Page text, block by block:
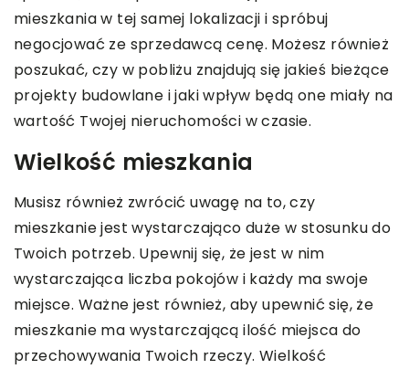
mieszkania w tej samej lokalizacji i spróbuj
negocjować ze sprzedawcą cenę. Możesz również
poszukać, czy w pobliżu znajdują się jakieś bieżące
projekty budowlane i jaki wpływ będą one miały na
wartość Twojej nieruchomości w czasie.
Wielkość mieszkania
Musisz również zwrócić uwagę na to, czy
mieszkanie jest wystarczająco duże w stosunku do
Twoich potrzeb. Upewnij się, że jest w nim
wystarczająca liczba pokojów i każdy ma swoje
miejsce. Ważne jest również, aby upewnić się, że
mieszkanie ma wystarczającą ilość miejsca do
przechowywania Twoich rzeczy. Wielkość